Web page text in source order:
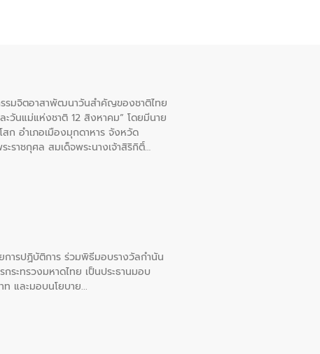
รมจิตอาสาพัฒนาวันสําคัญของชาติไทย
วันแม่แห่งชาติ 12 สิงหาคม” โดยมีนาย
ก อําเภอเมืองมุกดาหาร จังหวัด
ราชกุศล สมเด็จพระนางเจ้าสิริกิติ์
ารปฏิบัติการ ร่วมพิธีมอบรางวัลกำนัน
ะทรวงมหาดไทย เป็นประธานมอบ
และมอบนโยบาย